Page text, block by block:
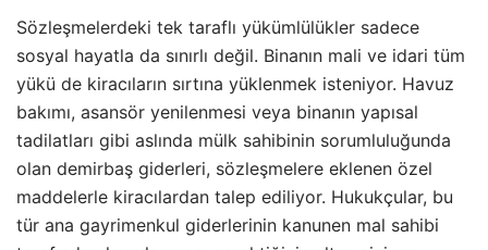
Sözleşmelerdeki tek taraflı yükümlülükler sadece
sosyal hayatla da sınırlı değil. Binanın mali ve idari tüm
yükü de kiracıların sırtına yüklenmek isteniyor. Havuz
bakımı, asansör yenilenmesi veya binanın yapısal
tadilatları gibi aslında mülk sahibinin sorumluluğunda
olan demirbaş giderleri, sözleşmelere eklenen özel
maddelerle kiracılardan talep ediliyor. Hukukçular, bu
tür ana gayrimenkul giderlerinin kanunen mal sahibi